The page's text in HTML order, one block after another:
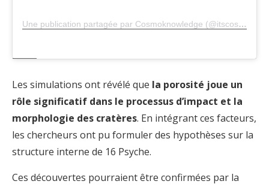
Une publication partagée par Cosmoknowledge (@itscosmoknowledge)
Les simulations ont révélé que la porosité joue un
rôle significatif dans le processus d’impact et la
morphologie des cratères. En intégrant ces facteurs,
les chercheurs ont pu formuler des hypothèses sur la
structure interne de 16 Psyche.
Ces découvertes pourraient être confirmées par la